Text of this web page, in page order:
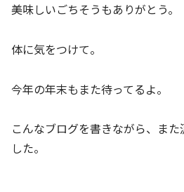
美味しいごちそうもありがとう。
体に気をつけて。
今年の年末もまた待ってるよ。
こんなブログを書きながら、ま
した。